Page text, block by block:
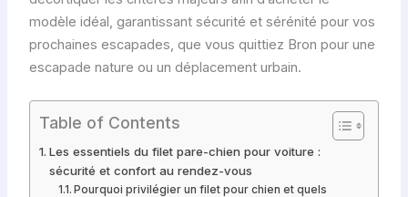
modèle idéal, garantissant sécurité et sérénité pour vos
prochaines escapades, que vous quittiez Bron pour une
escapade nature ou un déplacement urbain.
Table of Contents
Les essentiels du filet pare-chien pour voiture :
sécurité et confort au rendez-vous
Pourquoi privilégier un filet pour chien et quels